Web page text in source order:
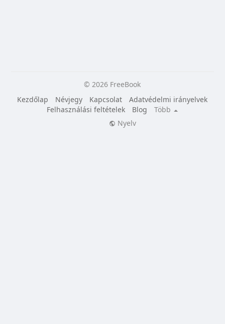
© 2026 FreeBook
Kezdőlap
Névjegy Kapcsolat
Adatvédelmi irányelvek
Felhasználási feltételek
Blog
Több
Nyelv